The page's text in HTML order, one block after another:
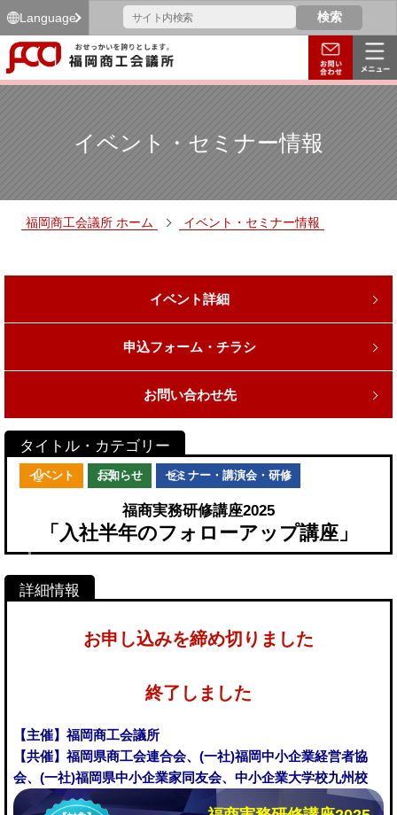
Language
イベント・セミナー情報
福岡商工会議所 ホーム イベント・セミナー情報
イベント詳細
申込フォーム・チラシ
お問い合わせ先
イベント お知らせ セミナー・講演会・研修
福商実務研修講座2025
「入社半年のフォローアップ講座」
お申し込みを締め切りました
終了しました
【主催】福岡商工会議所
【共催】福岡県商工会連合会、(一社)福岡中小企業経営者協
会、(一社)福岡県中小企業家同友会、中小企業大学校九州校